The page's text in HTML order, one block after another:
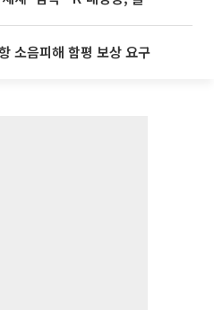
소음피해 함평 보상 요구